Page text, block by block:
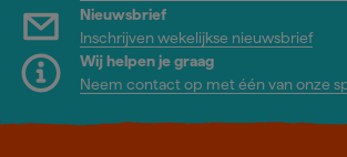
Nieuwsbrief
Inschrijven wekelijkse nieuwsbrief
Wij helpen je graag
Neem contact op met één van onze